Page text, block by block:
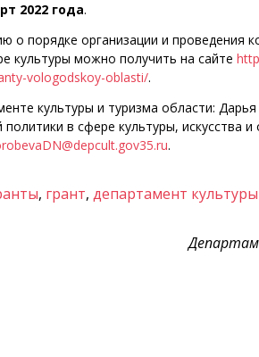
2022 года.
порядке организации и проведения
культуры можно получить на сайте
vologodskoy-oblasti/.
культуры и туризма области:
в сфере культуры, искусства
.
, грант, департамент культуры